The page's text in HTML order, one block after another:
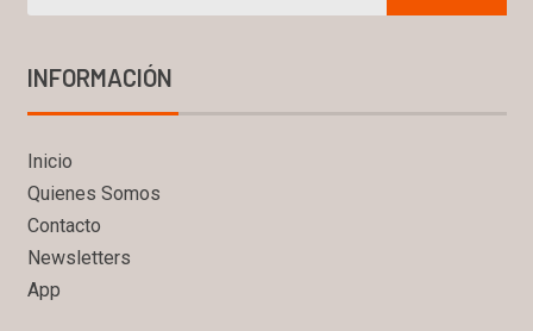
INFORMACIÓN
Inicio
Quienes Somos
Contacto
Newsletters
App